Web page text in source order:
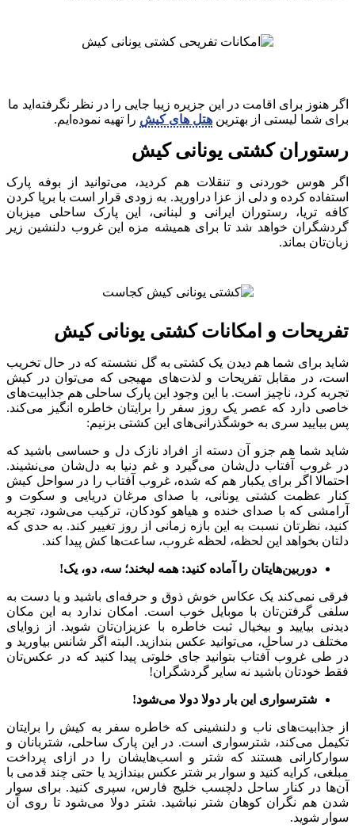
اگر هنوز برای اقامت در این جزیره زیبا جایی را در نظر نگرفته‌اید ما
برای شما لیستی از بهترین هتل های کیش را تهیه نموده‌ایم.
رستوران کشتی یونانی کیش
اگر هوس خوردنی و تنقلات هم کردید، می‌توانید از بوفه پارک
استفاده کرده و دلی از عزا دراورید. به زودی قرار است با برپا کردن
کافه تریا، رستوران ایرانی و لبنانی، این پارک ساحلی میزبان
گردشگران خواهد شد تا برای همیشه مزه این غروب دلنشین زیر
زبان‌تان بماند.
تفریحات و امکانات کشتی یونانی کیش
شاید برای شما هم دیدن یک کشتی به گل نشسته که در حال تخریب
است، در مقابل تفریحات و لذت‌های مهیجی که می‌توان در کیش
تجربه کرد، ناچیز است. با این وجود این پارک ساحلی هم جذابیت‌های
خاصی دارد که عصر یک روز سفر را برایتان خاطره انگیز می‌کند.
پس بیایید سری به خوشگذرانی‌های این کشتی بزنیم:
شاید شما هم جزو آن دسته از افراد نازک دل و حساسی باشید که
در غروب آفتاب دل‌شان می‌گیرد و غم دنیا به دل‌شان می‌نشیند.
احتمالا اگر برای یکبار هم که شده، غروب آفتاب را در سواحل کیش
کنار عظمت کشتی یونانی، با صدای مرغان دریایی و سکوت و
آرامشی که با صدای خنده و هیاهو کودکان، ترکیب می‌شود، تجربه
کنید، نظرتان نسبت به این بازه زمانی از روز تغییر کند. به حدی که
دلتان بخواهد این لحظه، لحظه غروب، ساعت‌ها کش پیدا کند.
دوربین‌هایتان را آماده کنید: همه لبخند؛ سه، دو، یک!
فرقی نمی‌کند یک عکاس خوش ذوق و حرفه‌ای باشید و یا دست به
سلفی گرفتن‌تان با موبایل خوب است. امکان ندارد به این مکان
دیدنی بیایید و بیخیال ثبت خاطره با عزیزان‌تان شوید. از زوایای
مختلف در ساحل، می‌توانید عکس بندازید. البته اگر شانس بیاورید و
در طی غروب آفتاب بتوانید جای خلوتی پیدا کنید که در عکس‌تان
فقط خودتان باشید نه سایر گردشگران!
شترسواری این بار دولا دولا می‌شود!
از جذابیت‌های ناب و دلنشینی که خاطره سفر به کیش را برایتان
تکیمل می‌کند، شترسواری است. در این پارک ساحلی، شتربانان و
سوارکارانی هستند که شتر و اسب‌هایشان را در ازای پرداخت
مبلغی، کرایه کنید و سوار بر شتر عکس بیندازید یا حتی چند قدمی با
آن‌ها در کنار ساحل دلچسب خلیج فارس، سپری کنید. برای سوار
شدن هم نگران کوهان شتر نباشید. شتر دولا می‌شود تا روی آن
سوار شوید.